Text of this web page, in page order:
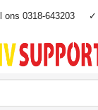
ons 0318-643203 ✓